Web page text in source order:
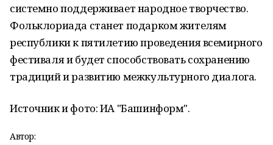
системно поддерживает народное творчество.
Фольклориада станет подарком жителям
республики к пятилетию проведения всемирного
фестиваля и будет способствовать сохранению
традиций и развитию межкультурного диалога.
Источник и фото: ИА "Башинформ".
Автор: